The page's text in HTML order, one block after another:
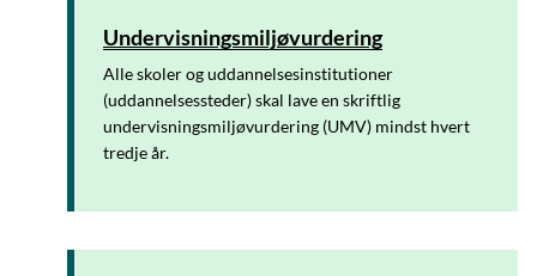
Undervisningsmiljøvurdering
Alle skoler og uddannelsesinstitutioner
(uddannelsessteder) skal lave en skriftlig
undervisningsmiljøvurdering (UMV) mindst hvert
tredje år.